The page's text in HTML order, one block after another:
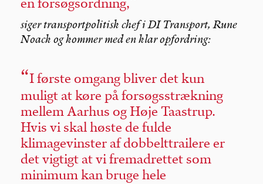
en forsøgsordning,
siger transportpolitisk chef i DI Transport, Rune
Noack og kommer med en klar opfordring:
I første omgang bliver det kun
muligt at køre på forsøgsstrækning
mellem Aarhus og Høje Taastrup.
Hvis vi skal høste de fulde
klimagevinster af dobbelttrailere er
det vigtigt at vi fremadrettet som
minimum kan bruge hele